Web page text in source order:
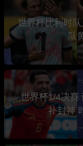
世界杯比利时
队
世界杯1/4决赛
补封神